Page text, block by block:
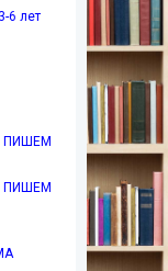
6 лет
ПИШЕМ
ПИШЕМ